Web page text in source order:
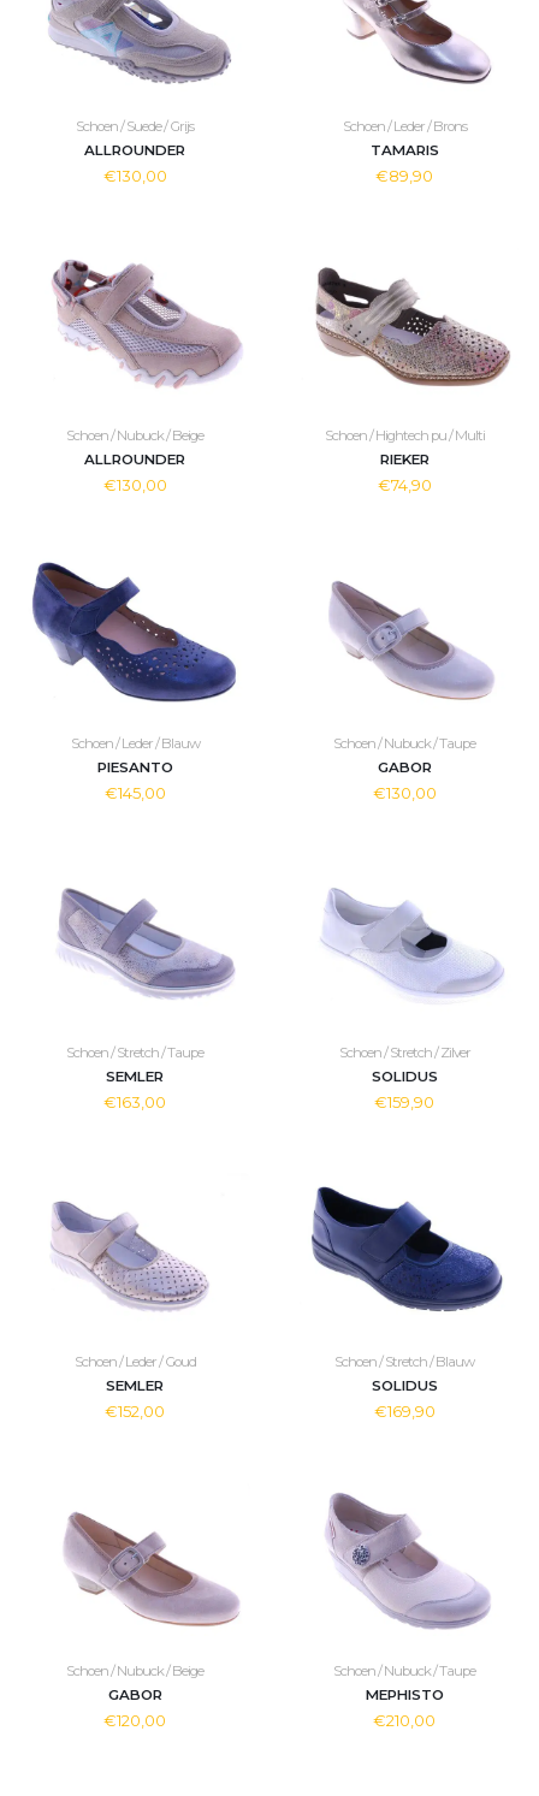
Schoen / Suede / Grijs
ALLROUNDER
€130,00
Schoen / Leder / Brons
TAMARIS
€89,90
Schoen / Nubuck / Beige
ALLROUNDER
€130,00
Schoen / Hightech pu / Multi
RIEKER
€74,90
Schoen / Leder / Blauw
PIESANTO
€145,00
Schoen / Nubuck / Taupe
GABOR
€130,00
Schoen / Stretch / Taupe
SEMLER
€163,00
Schoen / Stretch / Zilver
SOLIDUS
€159,90
Schoen / Leder / Goud
SEMLER
€152,00
Schoen / Stretch / Blauw
SOLIDUS
€169,90
Schoen / Nubuck / Beige
GABOR
€120,00
Schoen / Nubuck / Taupe
MEPHISTO
€210,00